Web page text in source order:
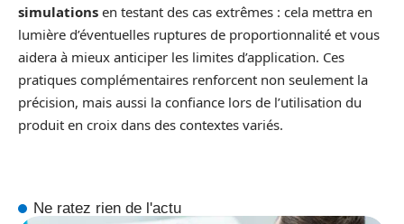
simulations en testant des cas extrêmes : cela mettra en
lumière d’éventuelles ruptures de proportionnalité et vous
aidera à mieux anticiper les limites d’application. Ces
pratiques complémentaires renforcent non seulement la
précision, mais aussi la confiance lors de l’utilisation du
produit en croix dans des contextes variés.
Ne ratez rien de l'actu